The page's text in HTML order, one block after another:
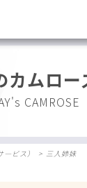
カムロー
CAMROSE
―ビス） > 三人姉妹